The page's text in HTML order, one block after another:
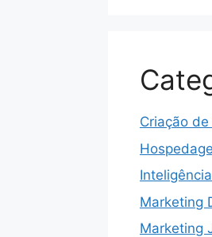
Criação de
Marketing
Marketing